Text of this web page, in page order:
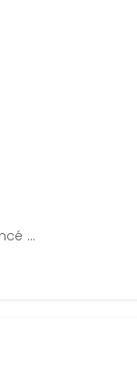
...